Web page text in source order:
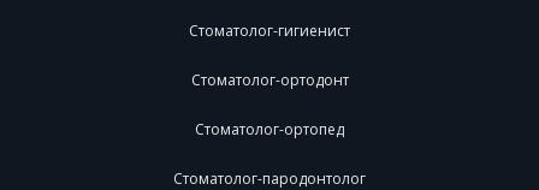
Стоматолог-гигиенист
Стоматолог-ортодонт
Стоматолог-ортопед
Стоматолог-пародонтолог